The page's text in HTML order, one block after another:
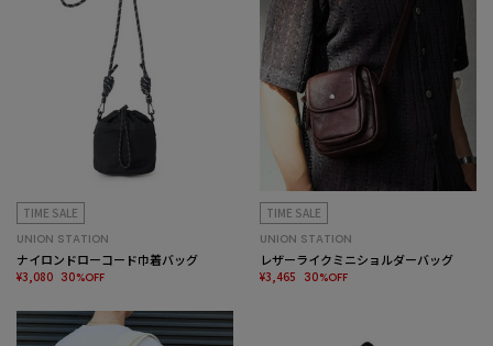
TIME SALE
UNION STATION
ナイロンドローコード巾着バッグ
¥3,080 30%OFF
TIME SALE
UNION STATION
レザーライクミニショルダーバッグ
¥3,465 30%OFF